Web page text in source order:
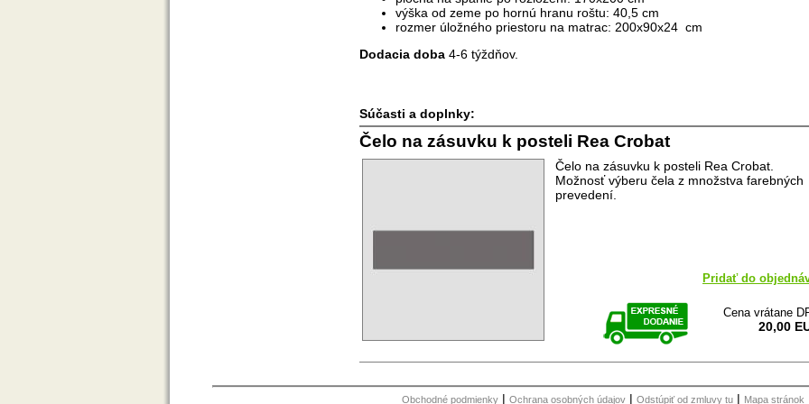
výška od zeme po hornú hranu roštu: 40,5 cm
rozmer úložného priestoru na matrac: 200x90x24 cm
Dodacia doba 4-6 týždňov.
Súčasti a doplnky:
Čelo na zásuvku k posteli Rea Crobat
Čelo na zásuvku k posteli Rea Crobat.
Možnosť výberu čela z množstva farebných
prevedení.
Pridať do
Cena vrátane
20,00
Obchodné podmienky | Ochrana osobných údajov | Odstúpiť od zmluvy tu | Mapa stránok